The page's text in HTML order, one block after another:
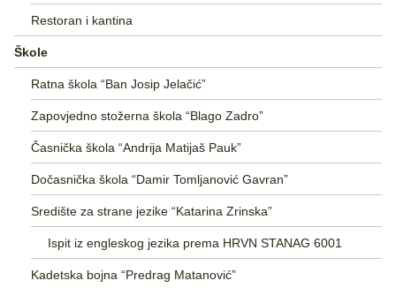
Restoran i kantina
Škole
Ratna škola “Ban Josip Jelačić”
Zapovjedno stožerna škola “Blago Zadro”
Časnička škola “Andrija Matijaš Pauk”
Dočasnička škola “Damir Tomljanović Gavran”
Središte za strane jezike “Katarina Zrinska”
Ispit iz engleskog jezika prema HRVN STANAG 6001
Kadetska bojna “Predrag Matanović”